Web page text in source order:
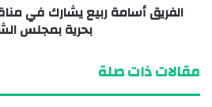
الفريق أسامة ربيع يشارك في
بحرية بمجلس
مقالات ذات صلة